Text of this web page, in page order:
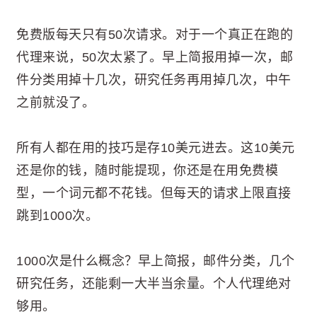
免费版每天只有50次请求。对于一个真正在跑的
代理来说，50次太紧了。早上简报用掉一次，邮
件分类用掉十几次，研究任务再用掉几次，中午
之前就没了。
所有人都在用的技巧是存10美元进去。这10美元
还是你的钱，随时能提现，你还是在用免费模
型，一个词元都不花钱。但每天的请求上限直接
跳到1000次。
1000次是什么概念？早上简报，邮件分类，几个
研究任务，还能剩一大半当余量。个人代理绝对
够用。